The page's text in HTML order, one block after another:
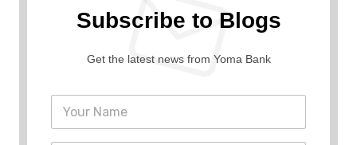
Subscribe to Blogs
Get the latest news from Yoma Bank